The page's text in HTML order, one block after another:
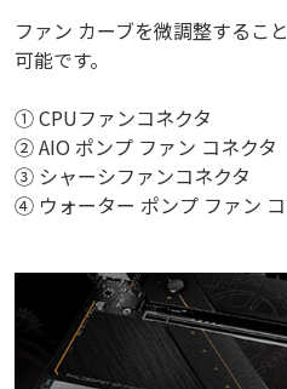
ファン カーブを微調整するこ
可能です。
① CPUファンコネクタ
② AIO ポンプ ファン コネクタ
③ シャーシファンコネクタ
④ ウォーター ポンプ ファン